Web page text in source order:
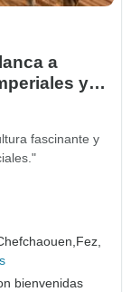
a
y
en
fascinante y
Fez,
bienvenidas